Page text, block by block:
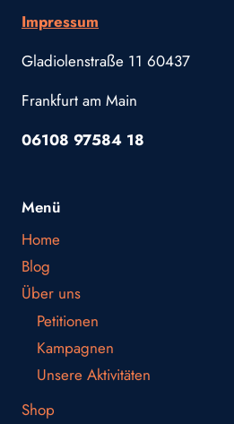
Impressum
Gladiolenstraße 11 60437
Frankfurt am Main
06108 97584 18
Menü
Home
Blog
Über uns
Petitionen
Kampagnen
Unsere Aktivitäten
Shop